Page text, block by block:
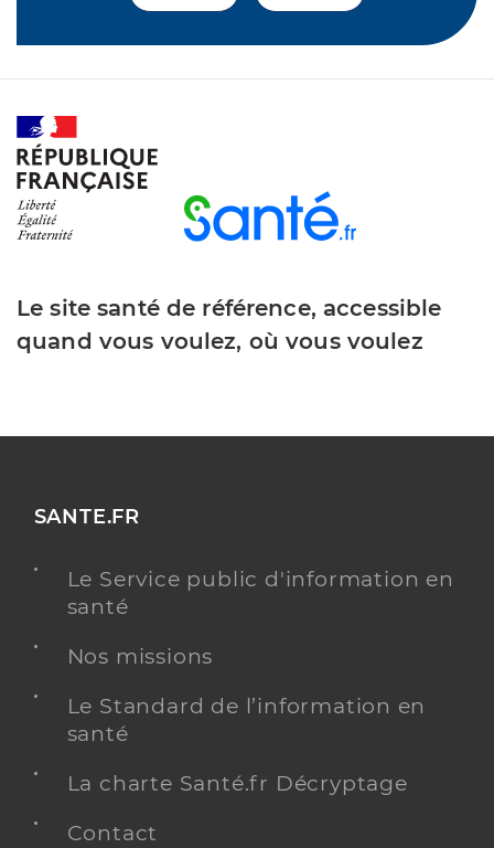
Le site santé de référence, accessible
quand vous voulez, où vous voulez
SANTE.FR
Le Service public d'information en
santé
Nos missions
Le Standard de l’information en
santé
La charte Santé.fr Décryptage
Contact